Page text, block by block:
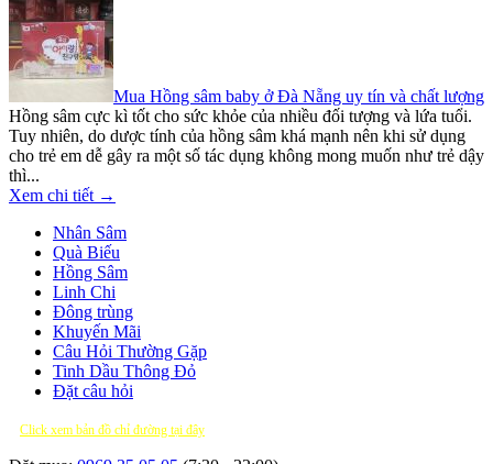
Mua Hồng sâm baby ở Đà Nẵng uy tín và chất lượng
Hồng sâm cực kì tốt cho sức khỏe của nhiều đối tượng và lứa tuổi.
Tuy nhiên, do dược tính của hồng sâm khá mạnh nên khi sử dụng
cho trẻ em dễ gây ra một số tác dụng không mong muốn như trẻ dậy
thì...
Xem chi tiết →
Nhân Sâm
Quà Biếu
Hồng Sâm
Linh Chi
Đông trùng
Khuyến Mãi
Câu Hỏi Thường Gặp
Tinh Dầu Thông Đỏ
Đặt câu hỏi
Click xem bản đồ chỉ đường tại đây